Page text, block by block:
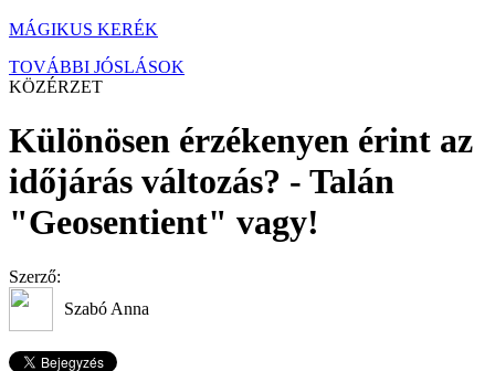
MÁGIKUS KERÉK
TOVÁBBI JÓSLÁSOK
KÖZÉRZET
Különösen érzékenyen érint az
időjárás változás? - Talán
"Geosentient" vagy!
Szerző:
Szabó Anna